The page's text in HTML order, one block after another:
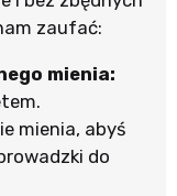
zaufać:
mienia:
mienia, abyś
do